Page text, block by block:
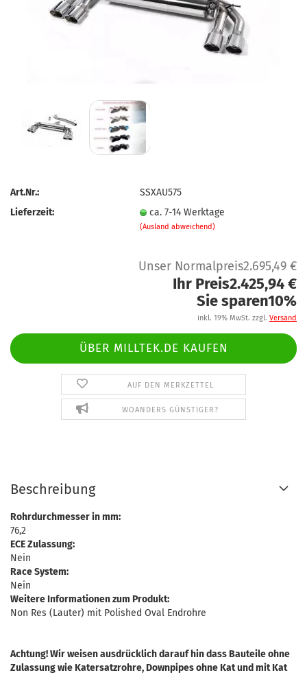
Art.Nr.:
SSXAU575
Lieferzeit:
ca. 7-14 Werktage
(Ausland abweichend)
Unser Normalpreis2.695,49 €
Ihr Preis2.425,94 €
Sie sparen10%
inkl. 19% MwSt. zzgl. Versand
ÜBER MILLTEK.DE KAUFEN
AUF DEN MERKZETTEL
WOANDERS GÜNSTIGER?
Beschreibung
Rohrdurchmesser in mm:
76,2
ECE Zulassung:
Nein
Race System:
Nein
Weitere Informationen zum Produkt:
Non Res (Lauter) mit Polished Oval Endrohre
Achtung! Wir weisen ausdrücklich darauf hin dass Bauteile ohne
Zulassung wie Katersatzrohre, Downpipes ohne Kat und mit Kat